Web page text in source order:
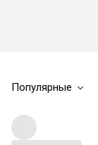
Популярные